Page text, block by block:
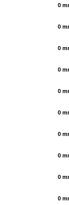
0
0
0
0
0
0
0
0
0
0